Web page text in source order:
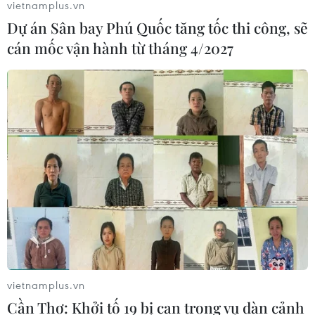
06/08/2026 02:13
Cứu nạn thành công 30 ngư dân của
tàu cá bị cháy trên vùng biển Khánh
05/08/2026 03:58
Không được thu thêm tiền của người
bệnh BHYT nếu không khám theo
yêu cầu
05/08/2026 02:26
Bác sỹ vượt biển giữa đêm cứu
thuyền viên người Nga nghi bị đột
quỵ
vietnamplus.vn
Dự án Sân bay Phú Quốc tăng tốc thi công, sẽ
cán mốc vận hành từ tháng 4/2027
vietnamplus.vn
Cần Thơ: Khởi tố 19 bị can trong vụ dàn cảnh